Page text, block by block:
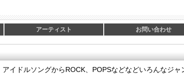
アーティスト お問い合わせ
イドルソングからROCK、POPSなどなどいろんなジ